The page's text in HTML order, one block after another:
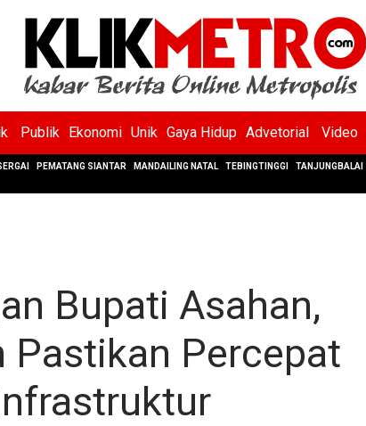
Publik Ekonomi Unik Gaya Hidup Advetorial Video
PEMATANG SIANTAR MANDAILING NATAL TEBINGTINGGI TANJUNGBALAI
Bupati Asahan,
Pastikan Percepat